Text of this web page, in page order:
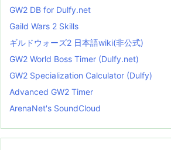
GW2 DB for Dulfy.net
Gaild Wars 2 Skills
ギルドウォーズ2 日本語wiki(非公式)
GW2 World Boss Timer (Dulfy.net)
GW2 Specialization Calculator (Dulfy)
Advanced GW2 Timer
ArenaNet's SoundCloud